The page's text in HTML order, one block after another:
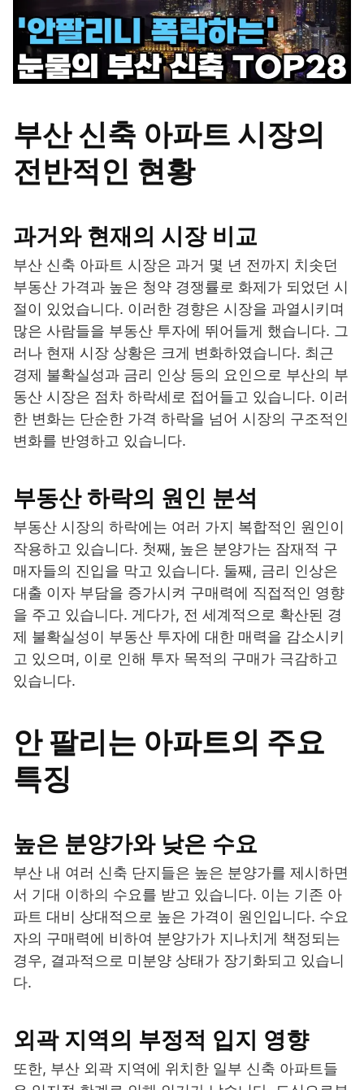
부산 신축 아파트 시장의
전반적인 현황
과거와 현재의 시장 비교
부산 신축 아파트 시장은 과거 몇 년 전까지 치솟던
부동산 가격과 높은 청약 경쟁률로 화제가 되었던 시
절이 있었습니다. 이러한 경향은 시장을 과열시키며
많은 사람들을 부동산 투자에 뛰어들게 했습니다. 그
러나 현재 시장 상황은 크게 변화하였습니다. 최근
경제 불확실성과 금리 인상 등의 요인으로 부산의 부
동산 시장은 점차 하락세로 접어들고 있습니다. 이러
한 변화는 단순한 가격 하락을 넘어 시장의 구조적인
변화를 반영하고 있습니다.
부동산 하락의 원인 분석
부동산 시장의 하락에는 여러 가지 복합적인 원인이
작용하고 있습니다. 첫째, 높은 분양가는 잠재적 구
매자들의 진입을 막고 있습니다. 둘째, 금리 인상은
대출 이자 부담을 증가시켜 구매력에 직접적인 영향
을 주고 있습니다. 게다가, 전 세계적으로 확산된 경
제 불확실성이 부동산 투자에 대한 매력을 감소시키
고 있으며, 이로 인해 투자 목적의 구매가 극감하고
있습니다.
안 팔리는 아파트의 주요
특징
높은 분양가와 낮은 수요
부산 내 여러 신축 단지들은 높은 분양가를 제시하면
서 기대 이하의 수요를 받고 있습니다. 이는 기존 아
파트 대비 상대적으로 높은 가격이 원인입니다. 수요
자의 구매력에 비하여 분양가가 지나치게 책정되는
경우, 결과적으로 미분양 상태가 장기화되고 있습니
다.
외곽 지역의 부정적 입지 영향
또한, 부산 외곽 지역에 위치한 일부 신축 아파트들